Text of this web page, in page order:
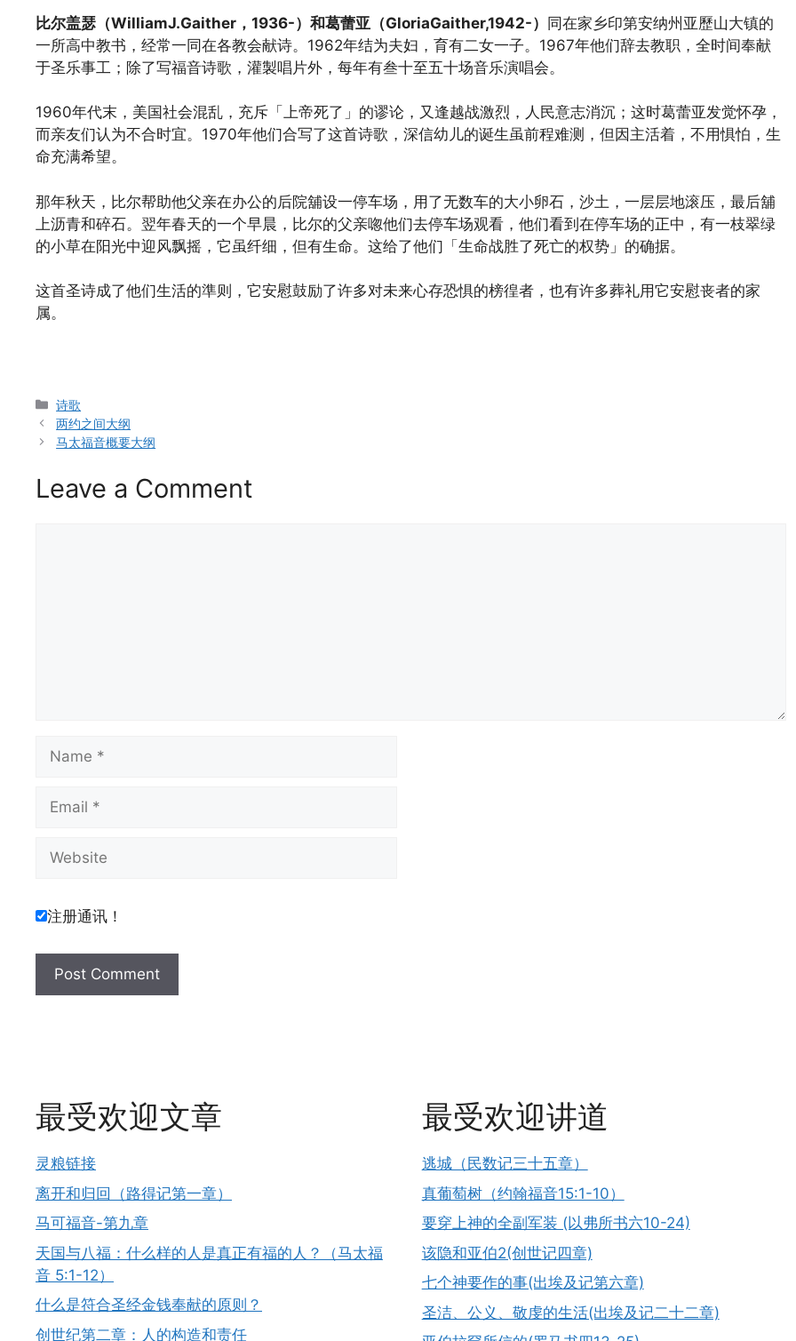
比尔盖瑟（WilliamJ.Gaither，1936-）和葛蕾亚（GloriaGaither,1942-） 同在家乡印第安纳州亚歷山大镇的
一所高中教书，经常一同在各教会献诗。1962年结为夫妇，育有二女一子。1967年他们辞去教职，全时间奉献
于圣乐事工；除了写福音诗歌，灌製唱片外，每年有叁十至五十场音乐演唱会。
1960年代末，美国社会混乱，充斥「上帝死了」的谬论，又逢越战激烈，人民意志消沉；这时葛蕾亚发觉怀孕，
而亲友们认为不合时宜。1970年他们合写了这首诗歌，深信幼儿的诞生虽前程难测，但因主活着，不用惧怕，生
命充满希望。
那年秋天，比尔帮助他父亲在办公的后院舖设一停车场，用了无数车的大小卵石，沙土，一层层地滚压，最后舖
上沥青和碎石。翌年春天的一个早晨，比尔的父亲唿他们去停车场观看，他们看到在停车场的正中，有一枝翠绿
的小草在阳光中迎风飘摇，它虽纤细，但有生命。这给了他们「生命战胜了死亡的权势」的确据。
这首圣诗成了他们生活的準则，它安慰鼓励了许多对未来心存恐惧的榜徨者，也有许多葬礼用它安慰丧者的家
属。
Categories
诗歌
两约之间大纲
马太福音概要大纲
Leave a Comment
Name
Email
Website
注册通讯！
最受欢迎文章
灵粮链接
离开和归回（路得记第一章）
马可福音-第九章
天国与八福：什么样的人是真正有福的人？（马太福
音 5:1-12）
什么是符合圣经金钱奉献的原则？
创世纪第二章：人的构造和责任
最受欢迎讲道
逃城（民数记三十五章）
真葡萄树（约翰福音15:1-10）
要穿上神的全副军装 (以弗所书六10-24)
该隐和亚伯2(创世记四章)
七个神要作的事(出埃及记第六章)
圣洁、公义、敬虔的生活(出埃及记二十二章)